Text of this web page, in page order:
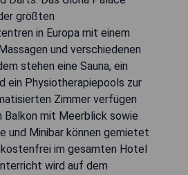
größten
in Europa mit einem
und verschiedenen
stehen eine Sauna, ein
ein Physiotherapiepools zur
Zimmer verfügen
Balkon mit Meerblick sowie
und Minibar können gemietet
im gesamten Hotel
wird auf dem